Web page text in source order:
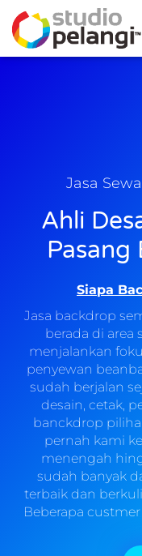
Jasa
Ahli
Pasang
Siapa
Jasa backdrop
berada di area
menjalankan
penyewan
sudah berjalan
desain, cetak,
banckdrop
pernah kami
menengah
sudah banyak
terbaik dan
Beberapa